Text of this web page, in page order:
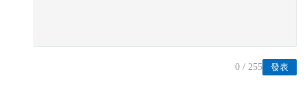
發表
0 / 255